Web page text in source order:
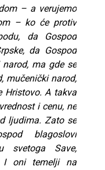
– a verujemo
– ko će protiv
da Gospod
da Gospod
ma gde se
mučenički narod,
Hristovo. A takva
i cenu, ne
ljudima. Zato se
blagoslovi
svetoga Save,
I oni temelji na